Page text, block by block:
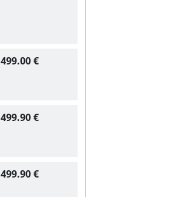
499.00 €
499.90 €
499.90 €